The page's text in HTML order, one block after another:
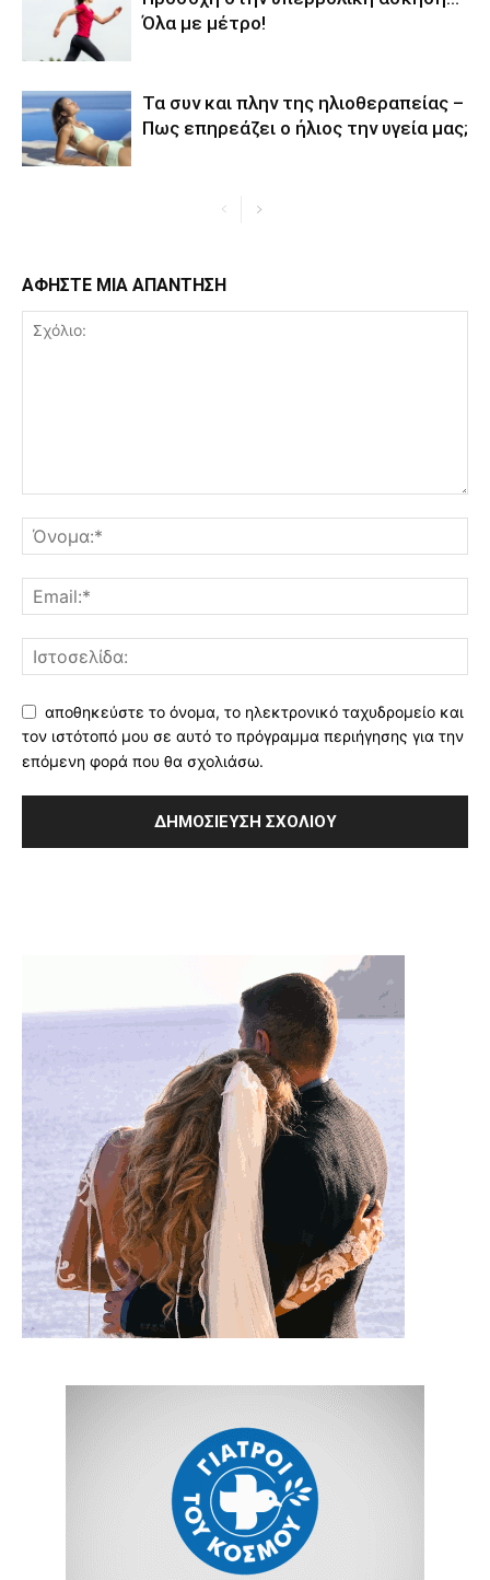
Όλα με μέτρο!
Τα συν και πλην της ηλιοθεραπείας –
Πως επηρεάζει ο ήλιος την υγεία μας;
ΑΦΗΣΤΕ ΜΙΑ ΑΠΑΝΤΗΣΗ
αποθηκεύστε το όνομα, το ηλεκτρονικό ταχυδρομείο και
τον ιστότοπό μου σε αυτό το πρόγραμμα περιήγησης για την
επόμενη φορά που θα σχολιάσω.